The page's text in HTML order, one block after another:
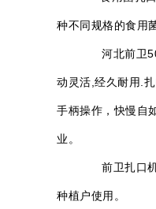
种不同规格的食用
河北前卫50
动灵活,经久耐用.
手柄操作，快慢自
业。
前卫扎口机
种植户使用。